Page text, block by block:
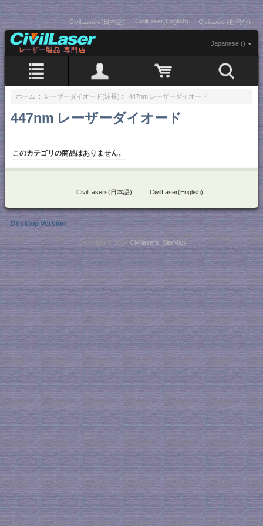
CivilLasers(日本語) CivilLaser(English) CivilLaser(한국어)
Japanese ()
ホーム :: レーザーダイオード(波長) :: 447nm レーザーダイオード
447nm レーザーダイオード
このカテゴリの商品はありません。
:: CivilLasers(日本語) :: CivilLaser(English)
Desktop Version
Copyright © 2026 Civillasers SiteMap